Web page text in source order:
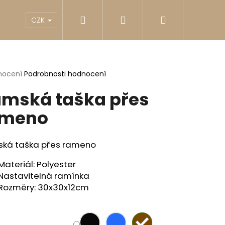
Reklamace Obchodní podmínky
CZK Přihlášení
Podrobnosti hodnocení
taška přes
taška přes rameno
Polyester
ramínka
30x30x12cm